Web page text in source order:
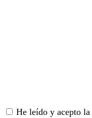
He leído y acepto la